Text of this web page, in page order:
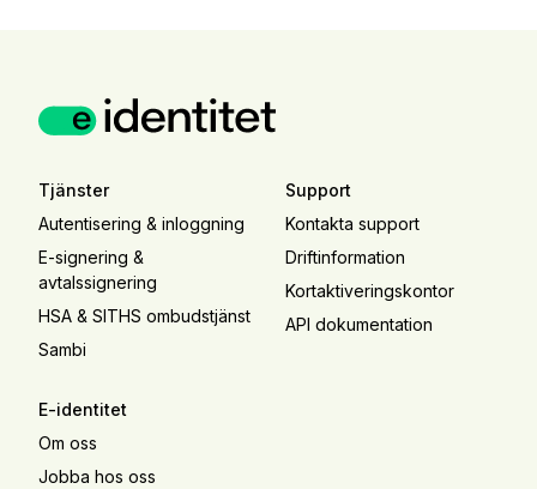
Tjänster
Autentisering & inloggning
E-signering &
avtalssignering
HSA & SITHS ombudstjänst
Sambi
Support
Kontakta support
Driftinformation
Kortaktiveringskontor
API dokumentation
E-identitet
Om oss
Jobba hos oss